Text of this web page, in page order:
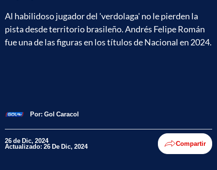
Al habilidoso jugador del 'verdolaga' no le pierden la
pista desde territorio brasileño. Andrés Felipe Román
fue una de las figuras en los títulos de Nacional en 2024.
Por: Gol Caracol
26 de Dic, 2024
Actualizado: 26 De Dic, 2024 Compartir